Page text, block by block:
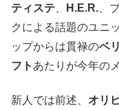
ティステ
H.E.R. 、
クによる話題のユニッ
ップからは貫禄のベ
フト あたりが今年の
新人では前述、 オリ